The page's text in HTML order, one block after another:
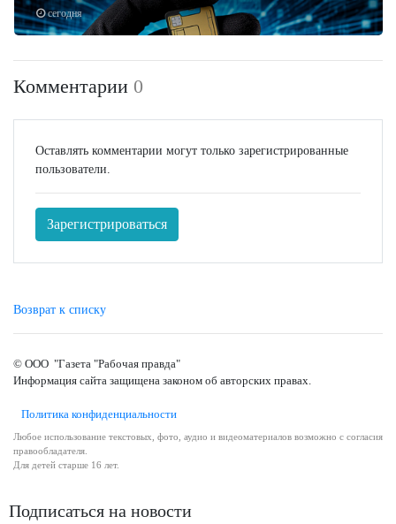
сегодня
Комментарии 0
Оставлять комментарии могут только зарегистрированные
пользователи.
Зарегистрироваться
Возврат к списку
© ООО "Газета "Рабочая правда"
Информация сайта защищена законом об авторских правах.
Политика конфиденциальности
Любое использование текстовых, фото, аудио и видеоматериалов возможно с согласия
правообладателя.
Для детей старше 16 лет.
Подписаться на новости